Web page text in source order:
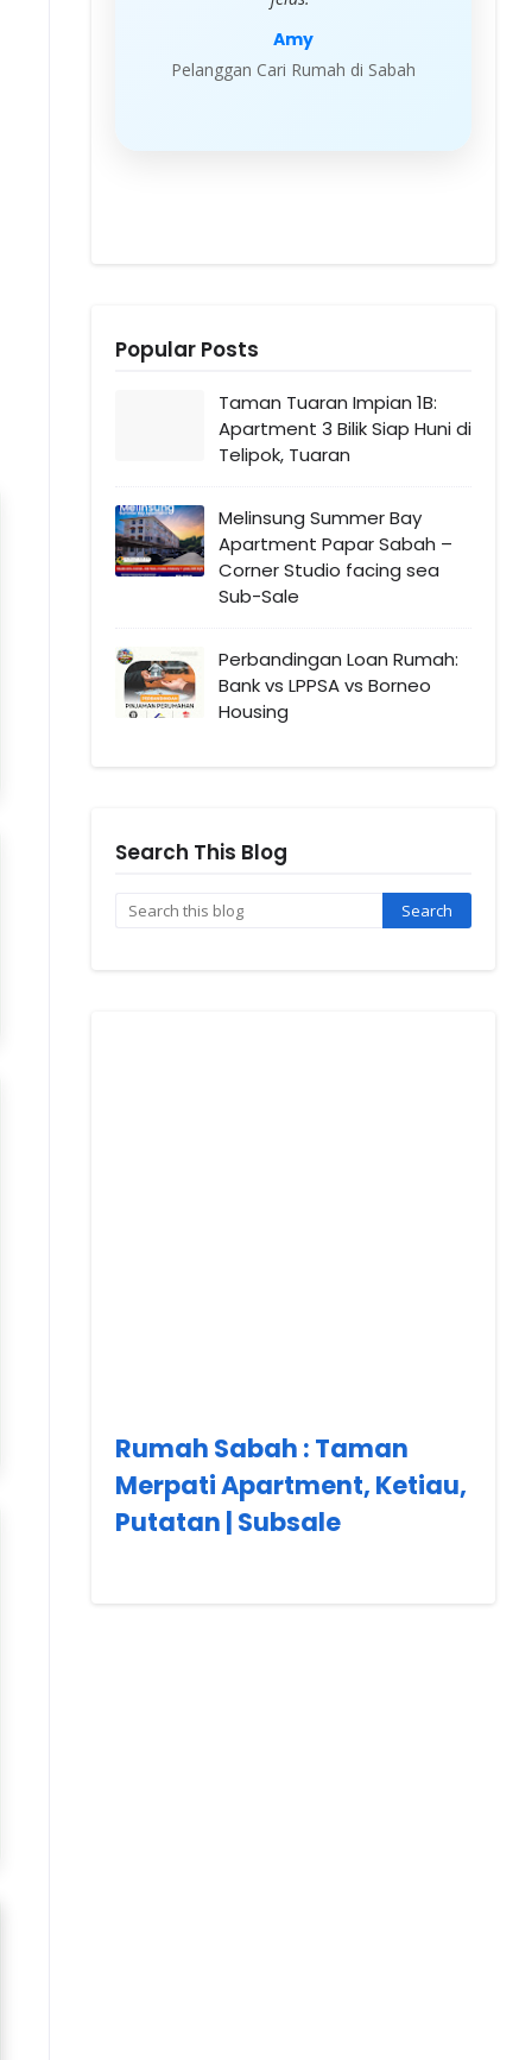
Amy
Pelanggan Cari Rumah di Sabah
Popular Posts
Taman Tuaran Impian 1B:
Apartment 3 Bilik Siap Huni di
Telipok, Tuaran
Melinsung Summer Bay
Apartment Papar Sabah –
Corner Studio facing sea
Sub-Sale
Perbandingan Loan Rumah:
Bank vs LPPSA vs Borneo
Housing
Search This Blog
Rumah Sabah : Taman
Merpati Apartment, Ketiau,
Putatan | Subsale